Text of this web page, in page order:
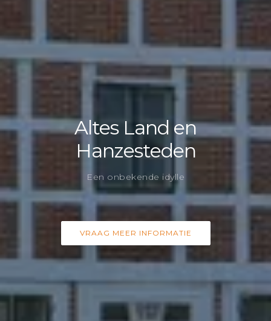
Altes Land en
Hanzesteden
Een onbekende idylle
VRAAG MEER INFORMATIE